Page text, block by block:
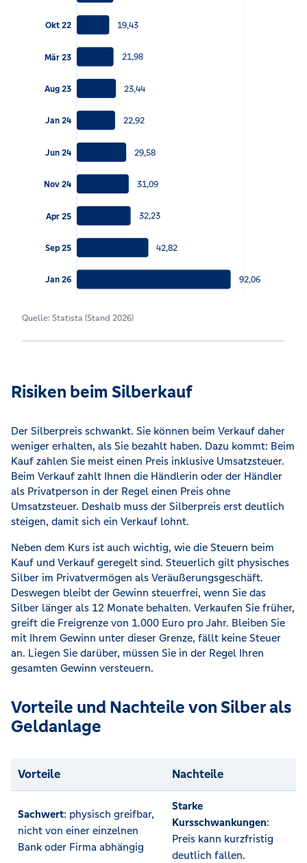
Okt 22
Mär 23
Aug 23
Jan 24
Jun 24
Nov 24
Apr 25
Sep 25
Jan 26
19,43
21,98
23,44
22,92
29,58
31,09
32,23
42,82
92,06
Quelle: Statista (Stand 2026)
Risiken beim Silberkauf
Der Silberpreis schwankt. Sie können beim Verkauf daher
weniger erhalten, als Sie bezahlt haben. Dazu kommt: Beim
Kauf zahlen Sie meist einen Preis inklusive Umsatzsteuer.
Beim Verkauf zahlt Ihnen die Händlerin oder der Händler
als Privatperson in der Regel einen Preis ohne
Umsatzsteuer. Deshalb muss der Silberpreis erst deutlich
steigen, damit sich ein Verkauf lohnt.
Neben dem Kurs ist auch wichtig, wie die Steuern beim
Kauf und Verkauf geregelt sind. Steuerlich gilt physisches
Silber im Privatvermögen als Veräußerungsgeschäft.
Deswegen bleibt der Gewinn steuerfrei, wenn Sie das
Silber länger als 12 Monate behalten. Verkaufen Sie früher,
greift die Freigrenze von 1.000 Euro pro Jahr. Bleiben Sie
mit Ihrem Gewinn unter dieser Grenze, fällt keine Steuer
an. Liegen Sie darüber, müssen Sie in der Regel Ihren
gesamten Gewinn versteuern.
Vorteile und Nachteile von Silber als
Geldanlage
Vorteile Nachteile
Sachwert: physisch greifbar,
nicht von einer einzelnen
Bank oder Firma abhängig
Starke
Kursschwankungen:
Preis kann kurzfristig
deutlich fallen.